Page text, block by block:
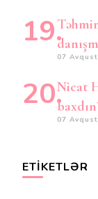
07
Nicat
07
ETIKETLƏR